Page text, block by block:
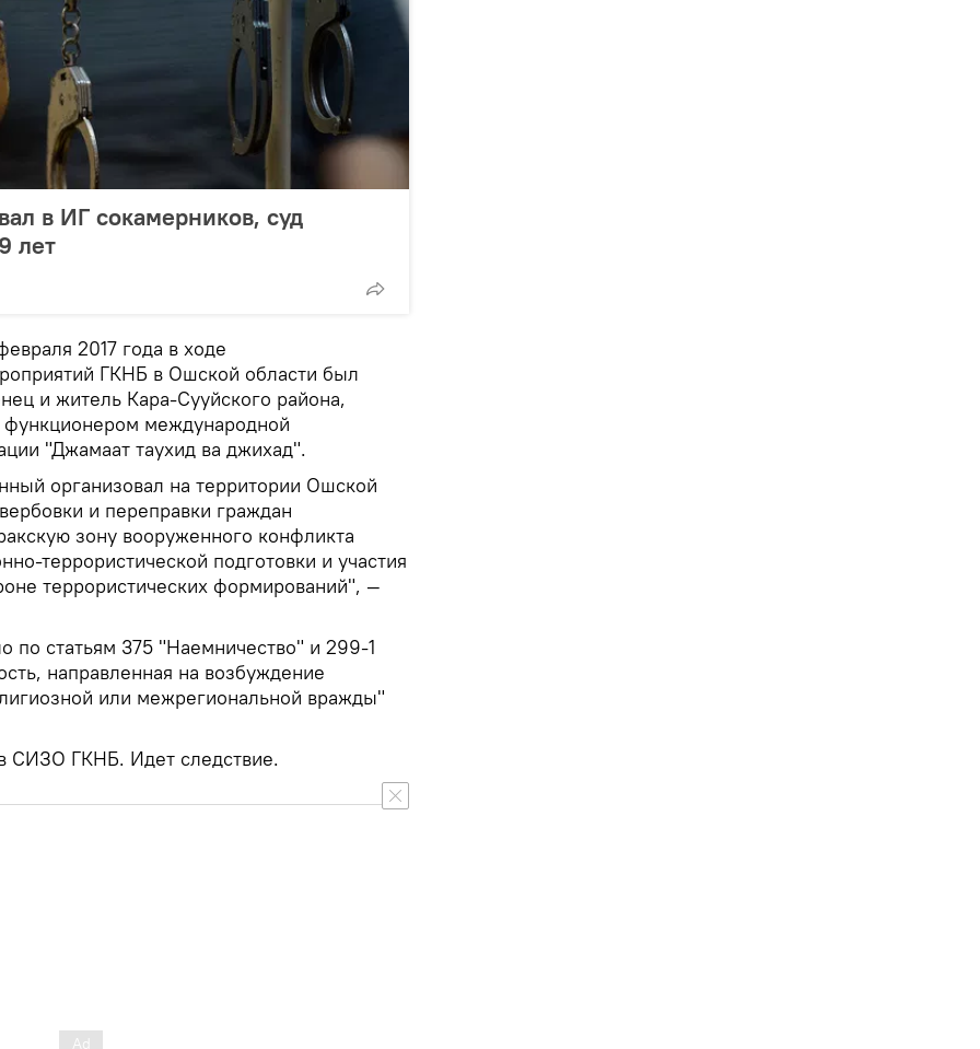
в ИГ сокамерников, суд
лет
2017 года в ходе
ГКНБ в Ошской области был
и житель Кара-Сууйского района,
функционером международной
"Джамаат таухид ва джихад".
организовал на территории Ошской
и переправки граждан
зону вооруженного конфликта
террористической подготовки и участия
террористических формирований", —
по статьям 375 "Наемничество" и 299-1
направленная на возбуждение
или межрегиональной вражды"
СИЗО ГКНБ. Идет следствие.